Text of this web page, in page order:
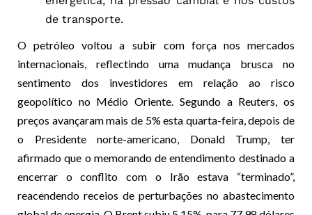
de transporte.
O petróleo voltou a subir com força nos mercados
internacionais, reflectindo uma mudança brusca no
sentimento dos investidores em relação ao risco
geopolítico no Médio Oriente. Segundo a Reuters, os
preços avançaram mais de 5% esta quarta-feira, depois de
o Presidente norte-americano, Donald Trump, ter
afirmado que o memorando de entendimento destinado a
encerrar o conflito com o Irão estava “terminado”,
reacendendo receios de perturbações no abastecimento